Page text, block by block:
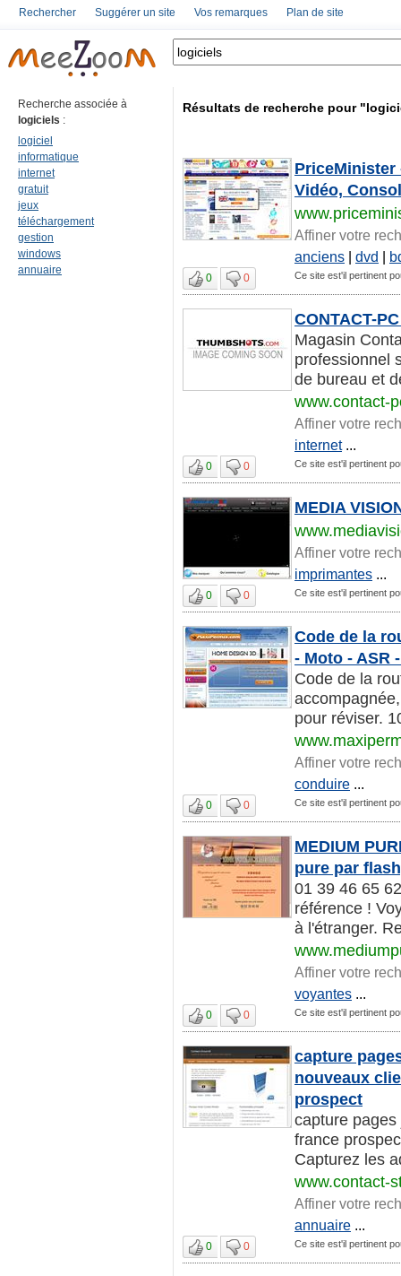
Rechercher Suggérer un site Vos remarques Plan de site
Recherche associée à
logiciels :
logiciel
informatique
internet
gratuit
jeux
téléchargement
gestion
windows
annuaire
Résultats de recherche pour
PriceMinister
Vidéo,
Affiner votre
anciens | dvd |
0 0 Ce site est'il pertinent
CONTACT-
Magasin
professionnel
de bureau et
www.contact-
Affiner votre
internet...
0 0 Ce site est'il pertinent
MEDIA
Affiner votre
imprimantes ...
0 0 Ce site est'il pertinent
Code de la
- Moto - ASR
Code de la
pour réviser.
Affiner votre
conduire ...
0 0 Ce site est'il pertinent
MEDIUM
pure par
01 39 46 65
référence !
à l'étranger.
Affiner votre
voyantes ...
0 0 Ce site est'il pertinent
capture
nouveaux
prospect
capture
france
Capturez les
www.contact-
Affiner votre
annuaire ...
0 0 Ce site est'il pertinent